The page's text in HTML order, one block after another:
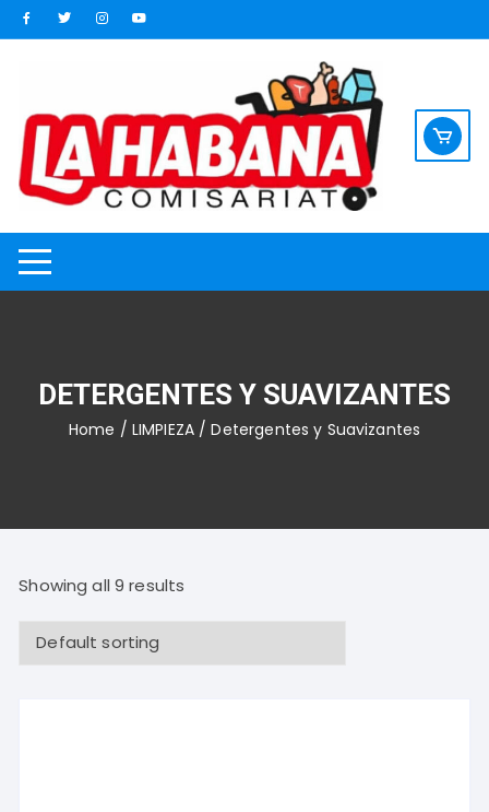
Saltar
al
DETERGENTES Y SUAVIZANTES
Home / LIMPIEZA / Detergentes y Suavizantes
Showing all 9 results